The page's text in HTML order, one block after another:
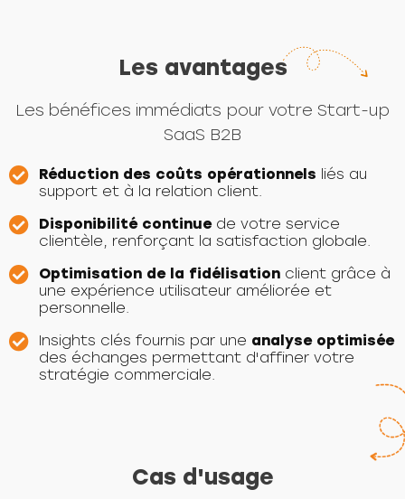
Les avantages
Les bénéfices immédiats pour votre Start-up
SaaS B2B
Réduction des coûts opérationnels liés au
support et à la relation client.
Disponibilité continuede votre service
clientèle, renforçant la satisfaction globale.
Optimisation de la fidélisationclient grâce à
une expérience utilisateur améliorée et
personnelle.
Insights clés fournis par une analyse optimisée
des échanges permettant d'affiner votre
stratégie commerciale.
Cas d'usage